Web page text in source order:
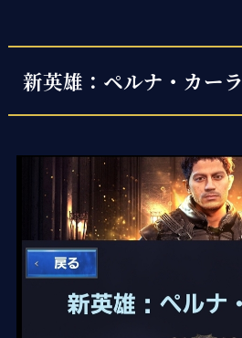
新英雄：ペルナ・カーラ